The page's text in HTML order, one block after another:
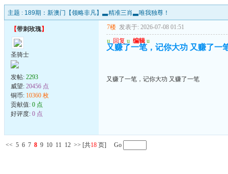
主题 : 189期：新澳门【领略非凡】▃精准三肖▃唯我独尊！
【带刺玫瑰】
圣骑士
发帖: 2293
威望: 20456 点
铜币: 10360 枚
贡献值: 0 点
好评度: 0 点
7楼 发表于: 2026-07-08 01:51
u 回复 u 编辑 u
又赚了一笔，记你大功 又赚了一
又赚了一笔，记你大功 又赚了一笔
<< 5 6 7 8 9 10 11 12 >> [共18 页] Go